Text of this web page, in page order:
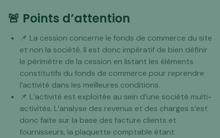
🚨 Points d’attention
📌 La cession concerne le fonds de commerce du site
et non la société. Il est donc impératif de bien définir
le périmètre de la cession en listant les éléments
constitutifs du fonds de commerce pour reprendre
l’activité dans les meilleures conditions.
📌 L’activité est exploitée au sein d’une société multi-
activités. L’analyse des revenus et des charges s’est
donc faite sur la base des facture clients et
fournisseurs, la plaquette comptable étant